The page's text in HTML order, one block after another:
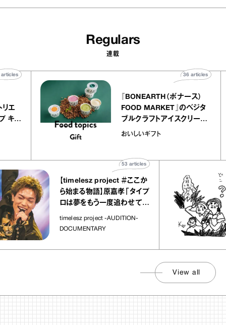
Regulars
連載
ー アトリエ
クレープ キャ
40
『BONEARTH（ボナース
FOOD MARKET』のベ
ブルクラフトアイスクリ
｜真野知子の「おいしい
おいしいギフト
36
【timelesz project ＃ここか
ら始まる物語】原嘉孝「タイプ
ロは夢をもう一度追わせてく
れた場所」
timelesz project -AUDITION-
DOCUMENTARY
View all